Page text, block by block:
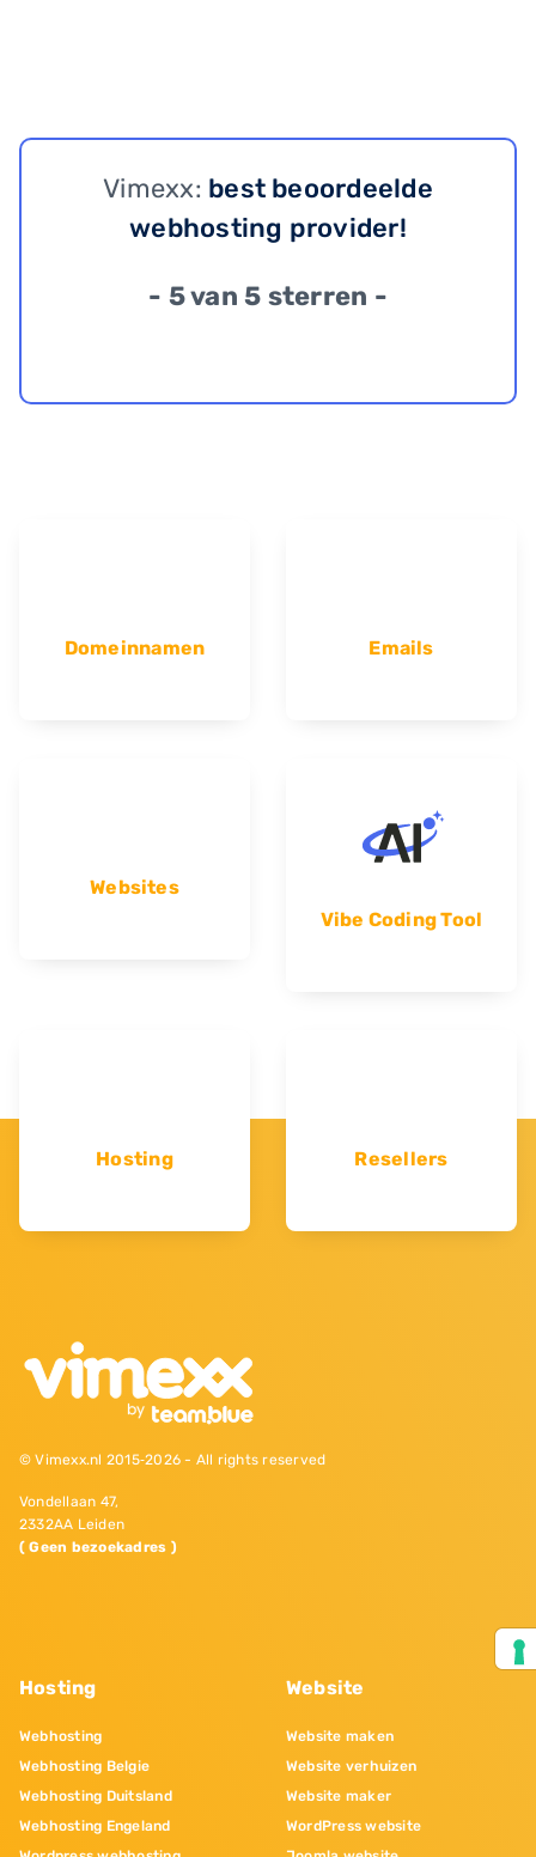
Vimexx: best beoordeelde
webhosting provider!
- 5 van 5 sterren -
Domeinnamen Emails
Websites
Vibe Coding Tool
Hosting Resellers
© Vimexx.nl 2015‐2026 - All rights reserved
Vondellaan 47,
2332AA Leiden
( Geen bezoekadres )
Hosting
Webhosting
Webhosting Belgie
Webhosting Duitsland
Webhosting Engeland
Website
Website maken
Website verhuizen
Website maker
WordPress website